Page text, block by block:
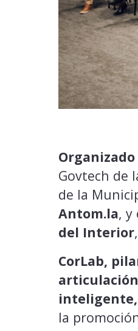
Govtech de
de la
Antom.la, y
del Interior
CorLab,
la